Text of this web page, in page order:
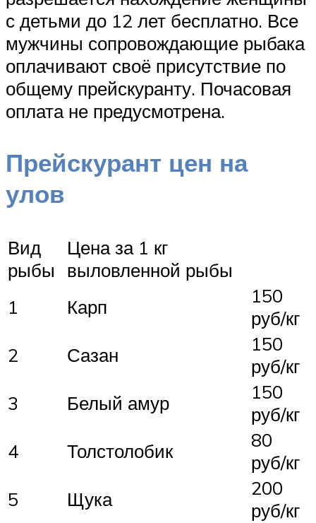
с детьми до 12 лет бесплатно. Все
мужчины сопровождающие рыбака
оплачивают своё присутствие по
общему прейскуранту. Почасовая
оплата не предусмотрена.
Прейскурант цен на
улов
Вид
рыбы
Цена за 1 кг
выловленной рыбы
1
Карп
150
руб/кг
2
Сазан
150
руб/кг
3
Белый амур
150
руб/кг
4
Толстолобик
80
руб/кг
5
Щука
200
руб/кг